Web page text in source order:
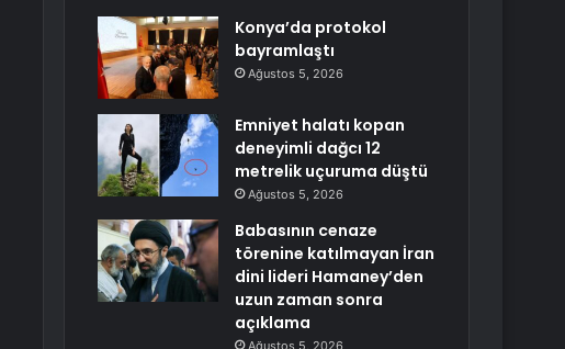
Konya’da protokol
bayramlaştı
Ağustos 5, 2026
Emniyet halatı kopan
deneyimli dağcı 12
metrelik uçuruma düştü
Ağustos 5, 2026
Babasının cenaze
törenine katılmayan İran
dini lideri Hamaney’den
uzun zaman sonra
açıklama
Ağustos 5, 2026